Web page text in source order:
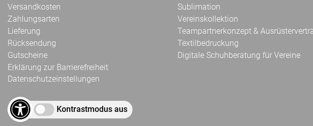
Versandkosten
Zahlungsarten
Lieferung
Rücksendung
Gutscheine
Erklärung zur Barrierefreiheit
Datenschutzeinstellungen
Kontrastmodus aus
Sublimation
Vereinskollektion
Teampartnerkonzept &
Textilbedruckung
Digitale Schuhberatung für Vereine